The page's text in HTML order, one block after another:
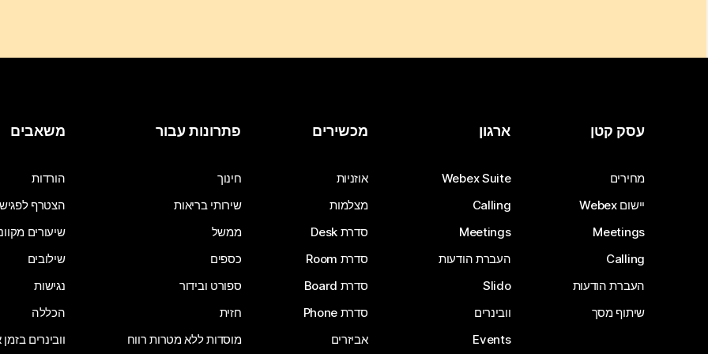
עסק קטן
מחירים
יישום Webex
Meetings
Calling
העברת הודעות
שיתוף מסך
ארגון
Webex Suite
Calling
Meetings
העברת הודעות
Slido
וובינרים
Events
מכשירים
אוזניות
מצלמות
סדרת Desk
סדרת Room
סדרת Board
סדרת Phone
אביזרים
פתרונות עבור
חינוך
שירותי בריאות
ממשל
כספים
ספורט ובידור
חזית
מוסדות ללא מטרות רווח
משאבים
הורדות
הצטרף
שיעורים
שילובים
נגישות
הכללה
וובינרים